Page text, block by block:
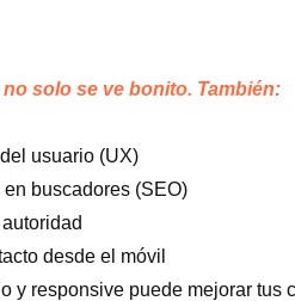
solo se ve bonito. También:
usuario (UX)
buscadores (SEO)
desde el móvil
y responsive puede mejorar tus